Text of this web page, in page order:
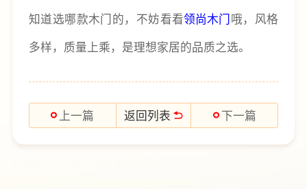
知道选哪款木门的，不妨看看领尚木门哦，风格
多样，质量上乘，是理想家居的品质之选。
上一篇 返回列表 下一篇